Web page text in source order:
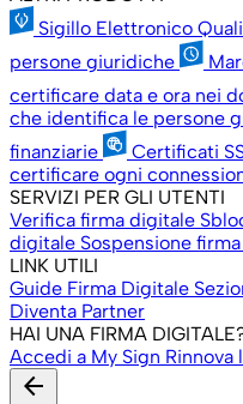
Sigillo Elettronico
persone giuridiche
certificare data e ora nei
che identifica le persone
finanziarie
Certificati
certificare ogni
SERVIZI PER GLI UTENTI
Verifica firma digitale
digitale Sospensione
LINK UTILI
Guide Firma Digitale
Diventa Partner
HAI UNA FIRMA
Accedi a My Sign Rinnova
arrow_back